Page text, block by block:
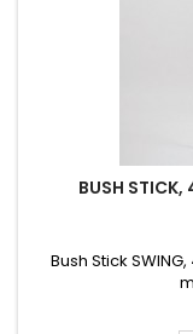
BUSH STICK,
Bush Stick